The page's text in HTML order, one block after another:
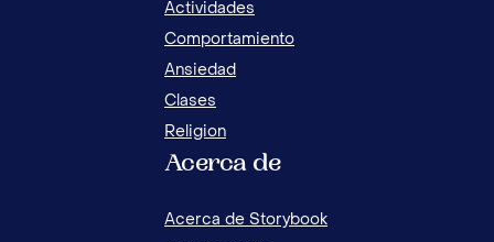
Actividades
Comportamiento
Ansiedad
Clases
Religion
Acerca de
Acerca de Storybook